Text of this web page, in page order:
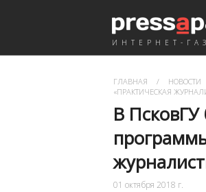
ИНТЕРНЕТ-
ГЛАВНАЯ / НОВОСТИ
«ПРАКТИЧЕСКАЯ
В ПсковГУ
01 октября 2018 г.